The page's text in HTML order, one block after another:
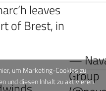
leaves
of Brest, in
—
Group
um Marketing-Cookies zu
und diesen Inhalt zu aktivieren